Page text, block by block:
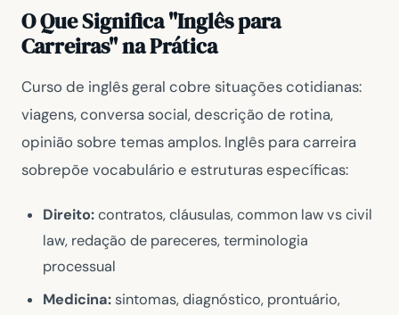
O Que Significa "Inglês para
Carreiras" na Prática
Curso de inglês geral cobre situações cotidianas:
viagens, conversa social, descrição de rotina,
opinião sobre temas amplos. Inglês para carreira
sobrepõe vocabulário e estruturas específicas:
Direito:contratos, cláusulas, common law vs civil
law, redação de pareceres, terminologia
processual
Medicina:sintomas, diagnóstico, prontuário,